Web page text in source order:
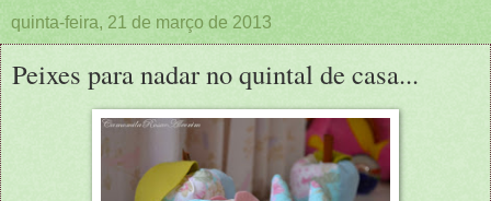
quinta-feira, 21 de março de 2013
Peixes para nadar no quintal de casa...